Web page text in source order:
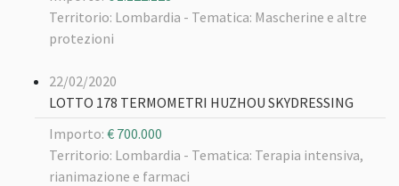
Territorio: Lombardia - Tematica: Mascherine e altre
protezioni
22/02/2020
LOTTO 178 TERMOMETRI HUZHOU SKYDRESSING
Importo: € 700.000
Territorio: Lombardia - Tematica: Terapia intensiva,
rianimazione e farmaci